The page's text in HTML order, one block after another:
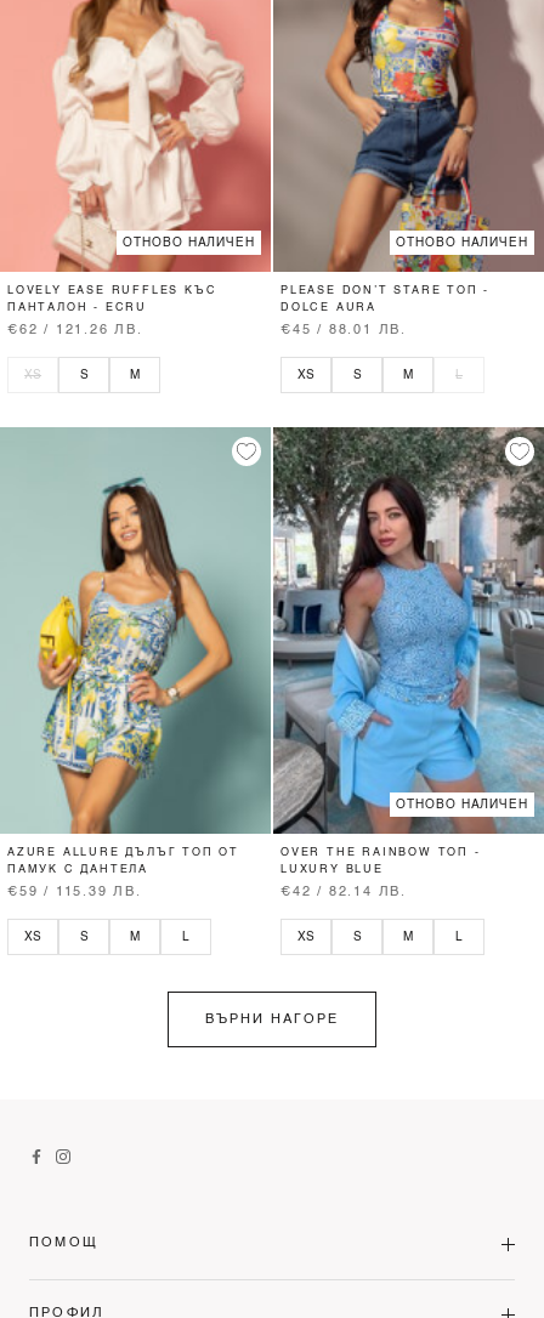
ОТНОВО НАЛИЧЕН
LOVELY EASE RUFFLES КЪС
ПАНТАЛОН - ECRU
€62 / 121.26 ЛВ.
XS S M
ОТНОВО НАЛИЧЕН
PLEASE DON’T STARE ТОП -
DOLCE AURA
€45 / 88.01 ЛВ.
XS S M L
AZURE ALLURE ДЪЛЪГ ТОП ОТ
ПАМУК С ДАНТЕЛА
€59 / 115.39 ЛВ.
XS S M
ОТНОВО НАЛИЧЕН
OVER THE RAINBOW ТОП -
LUXURY BLUE
€42 / 82.14 ЛВ.
XS S M
ВЪРНИ НАГОРЕ
ПОМОЩ
ПРОФИЛ